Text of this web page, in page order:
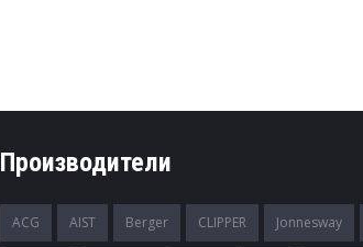
Производители
ACG AIST Berger CLIPPER Jonnesway